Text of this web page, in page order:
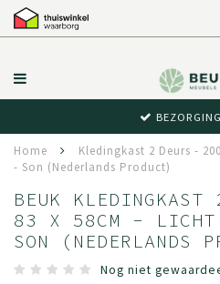
Home
Kledingkast 2 Deurs -
- Son (Nederlands Product)
BEUK
83 X 58CM - LICHT
SON (NEDERLANDS
Nog niet